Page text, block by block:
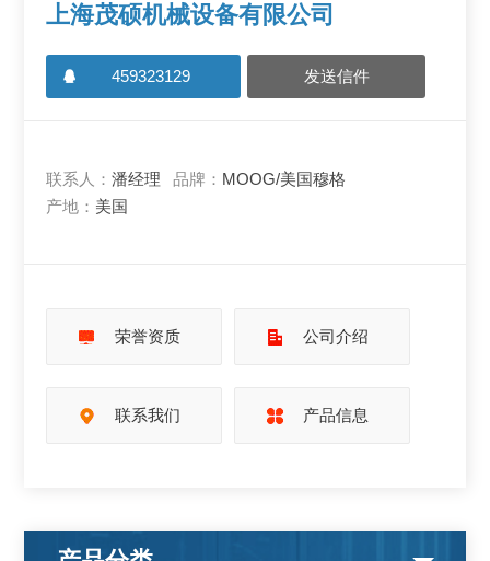
上海茂硕机械设备有限公司
459323129 发送信件
联系人：潘经理 品牌： MOOG/美国穆格
产地： 美国
荣誉资质 公司介绍
联系我们 产品信息